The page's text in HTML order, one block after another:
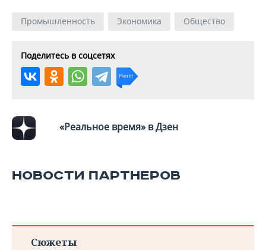
Промышленность Экономика Общество
Поделитесь в соцсетях
«Реальное время» в Дзен
НОВОСТИ ПАРТНЕРОВ
Сюжеты